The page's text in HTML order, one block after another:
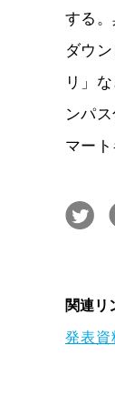
する
ダウ
リ」
ンパ
マート
関連リ
発表資